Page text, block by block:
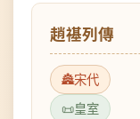
宋代
皇室